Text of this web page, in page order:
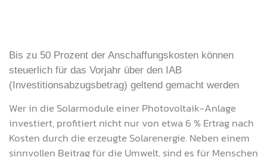
Bis zu 50 Prozent der Anschaffungskosten können
steuerlich für das Vorjahr über den IAB
(Investitionsabzugsbetrag) geltend gemacht werden
Wer in die Solarmodule einer Photovoltaik-Anlage
investiert, profitiert nicht nur von etwa 6 % Ertrag nach
Kosten durch die erzeugte Solarenergie. Neben einem
sinnvollen Beitrag für die Umwelt, sind es für Menschen